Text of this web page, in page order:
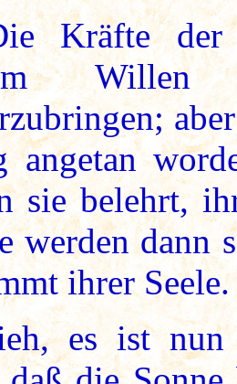
Kräfte der
angetan
sie belehrt,
werden dann
ihrer Seele.
es ist nun